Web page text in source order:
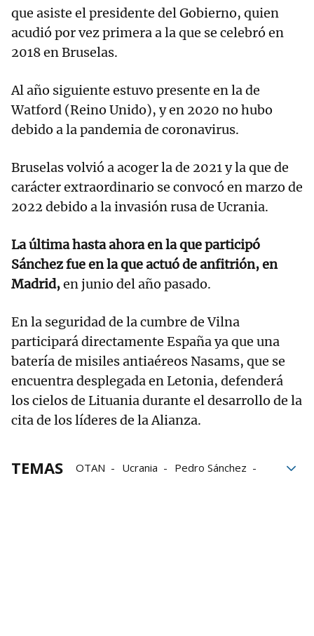
que asiste el presidente del Gobierno, quien
acudió por vez primera a la que se celebró en
2018 en Bruselas.
Al año siguiente estuvo presente en la de
Watford (Reino Unido), y en 2020 no hubo
debido a la pandemia de coronavirus.
Bruselas volvió a acoger la de 2021 y la que de
carácter extraordinario se convocó en marzo de
2022 debido a la invasión rusa de Ucrania.
La última hasta ahora en la que participó
Sánchez fue en la que actuó de anfitrión, en
Madrid,en junio del año pasado.
En la seguridad de la cumbre de Vilna
participará directamente España ya que una
batería de misiles antiaéreos Nasams, que se
encuentra desplegada en Letonia, defenderá
los cielos de Lituania durante el desarrollo de la
cita de los líderes de la Alianza.
TEMAS OTAN Ucrania
Pedro Sánchez